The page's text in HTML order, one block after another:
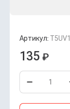
Артикул:
135 ₽